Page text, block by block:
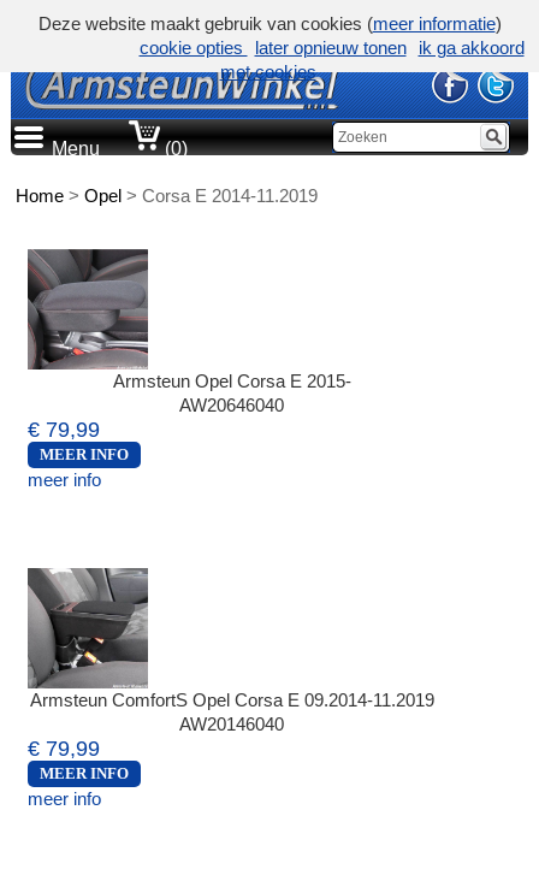
Menu (0)
Home> Opel> Corsa E 2014-11.2019
Armsteun Opel Corsa E 2015-
AW20646040
€ 79,99
MEER INFO
meer info
Armsteun ComfortS Opel Corsa E 09.2014-11.2019
AW20146040
€ 79,99
MEER INFO
meer info
Deze website maakt gebruik van cookies (meer informatie)
cookie opties
later opnieuw tonen
ik ga akkoord
met cookies